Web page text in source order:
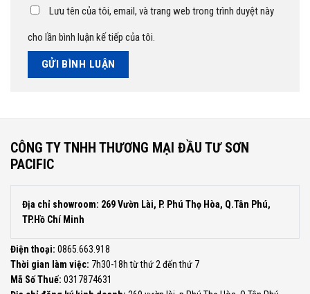
Lưu tên của tôi, email, và trang web trong trình duyệt này
cho lần bình luận kế tiếp của tôi.
CÔNG TY TNHH THƯƠNG MẠI ĐẦU TƯ SƠN
PACIFIC
Địa chỉ showroom: 269 Vườn Lài, P. Phú Thọ Hòa, Q.Tân Phú,
TP.Hồ Chí Minh
Điện thoại: 0865.663.918
Thời gian làm việc: 7h30-18h từ thứ 2 đến thứ 7
Mã Số Thuế: 0317874631